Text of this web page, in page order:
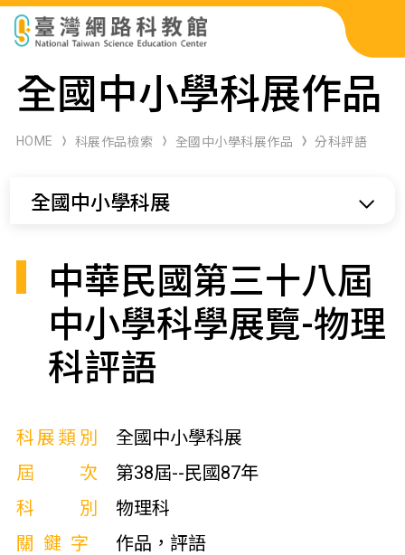
科展作品檢索
科學研習月刊
全國中小學科展作品
HOME 科展作品檢索 全國中小學科展作品 分科評語
全國中小學科展
中華民國第三十八屆
中小學科學展覽-物理
科評語
科展類別
全國中小學科展
屆次
第38屆--民國87年
科別
物理科
關鍵字
作品，評語